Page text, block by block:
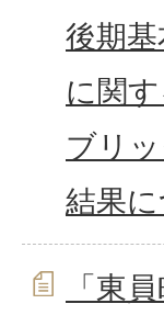
後期基
に関
ブリ
結果
「東